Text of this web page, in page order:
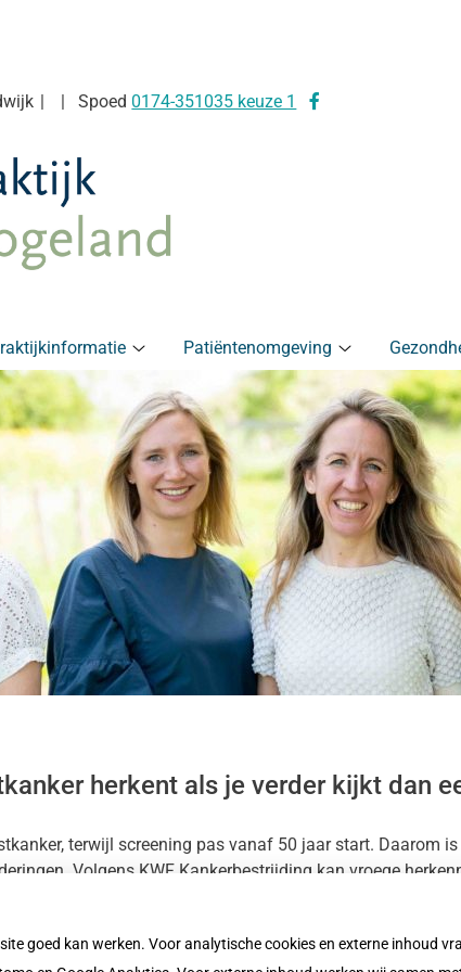
Spoed 0174-351035 keuze 1
Praktijkinformatie
submenu
Patiëntenomgeving
submenu
herkent als je verder kijkt dan
terwijl screening pas vanaf 50 jaar start. Daarom
Volgens KWF Kankerbestrijding kan vroege
goed kan werken. Voor analytische cookies en externe inhoud